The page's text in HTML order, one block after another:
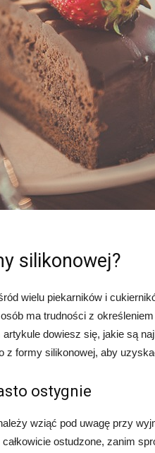
silikonowej?
wielu piekarników i
ma trudności z
dowiesz się, jakie są
formy silikonowej, aby
ostygnie
wziąć pod uwagę przy
ostudzone, zanim